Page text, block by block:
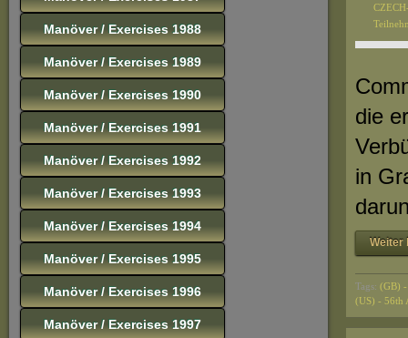
Manöver / Exercises 1988
Manöver / Exercises 1989
Manöver / Exercises 1990
Manöver / Exercises 1991
Manöver / Exercises 1992
Manöver / Exercises 1993
Manöver / Exercises 1994
Manöver / Exercises 1995
Manöver / Exercises 1996
Manöver / Exercises 1997
die
in
Weiter
Tags: (GB)
(US) - 56th